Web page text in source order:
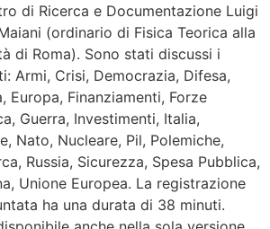
di Ricerca e Documentazione Luigi
(ordinario di Fisica Teorica alla
di Roma). Sono stati discussi i
Armi, Crisi, Democrazia, Difesa,
Europa, Finanziamenti, Forze
Guerra, Investimenti, Italia,
Nato, Nucleare, Pil, Polemiche,
Russia, Sicurezza, Spesa Pubblica,
Unione Europea. La registrazione
ha una durata di 38 minuti.